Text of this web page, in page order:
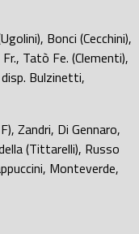
Bonci (Cecchini),
Tatò Fe. (Clementi),
Bulzinetti,
Zandri, Di Gennaro,
(Tittarelli), Russo
Monteverde,